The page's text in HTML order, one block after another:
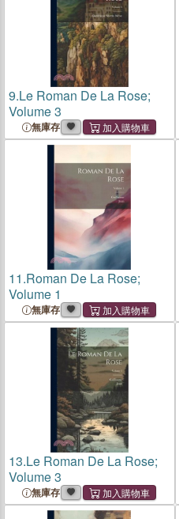
9.Le Roman De La Rose;
Volume 3
無庫存
11.Roman De La Rose;
Volume 1
無庫存
13.Le Roman De La Rose;
Volume 3
無庫存